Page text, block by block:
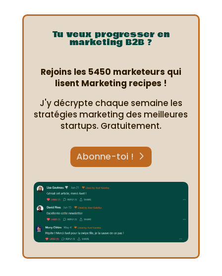
Tu veux progresser en
marketing B2B ?
Rejoins les 5450 marketeurs qui
lisent Marketing recipes !
J'y décrypte chaque semaine les
stratégies marketing des meilleures
startups. Gratuitement.
Abonne-toi !